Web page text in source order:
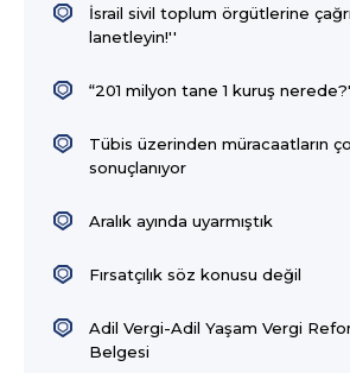
İsrail sivil toplum örgütlerine çağrı;
lanetleyin!''
“201 milyon tane 1 kuruş
Tübis üzerinden müracaatların
sonuçlanıyor
Aralık ayında uyarmıştık
Fırsatçılık söz konusu değil
Adil Vergi-Adil Yaşam Vergi
Belgesi